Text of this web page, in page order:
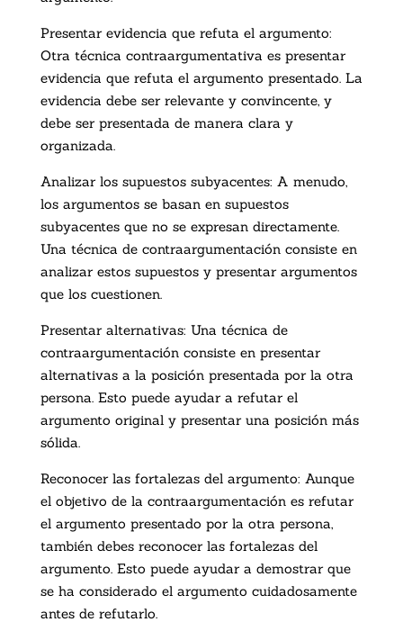
Presentar evidencia que refuta el argumento:
Otra técnica contraargumentativa es presentar
evidencia que refuta el argumento presentado. La
evidencia debe ser relevante y convincente, y
debe ser presentada de manera clara y
organizada.
Analizar los supuestos subyacentes: A menudo,
los argumentos se basan en supuestos
subyacentes que no se expresan directamente.
Una técnica de contraargumentación consiste en
analizar estos supuestos y presentar argumentos
que los cuestionen.
Presentar alternativas: Una técnica de
contraargumentación consiste en presentar
alternativas a la posición presentada por la otra
persona. Esto puede ayudar a refutar el
argumento original y presentar una posición más
sólida.
Reconocer las fortalezas del argumento: Aunque
el objetivo de la contraargumentación es refutar
el argumento presentado por la otra persona,
también debes reconocer las fortalezas del
argumento. Esto puede ayudar a demostrar que
se ha considerado el argumento cuidadosamente
antes de refutarlo.